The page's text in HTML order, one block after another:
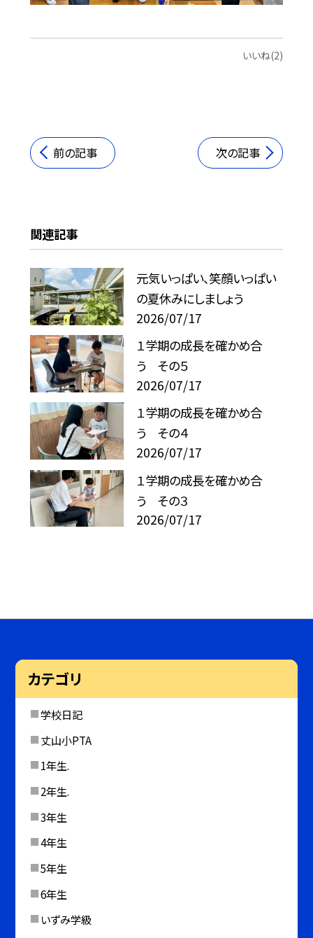
いいね(2)
前の記事 次の記事
関連記事
元気いっぱい、笑顔いっぱい
の夏休みにしましょう
2026/07/17
１学期の成長を確かめ合
う その５
2026/07/17
１学期の成長を確かめ合
う その４
2026/07/17
１学期の成長を確かめ合
う その３
2026/07/17
カテゴリ
学校日記
丈山小PTA
1年生.
2年生.
3年生
4年生
5年生
6年生
いずみ学級